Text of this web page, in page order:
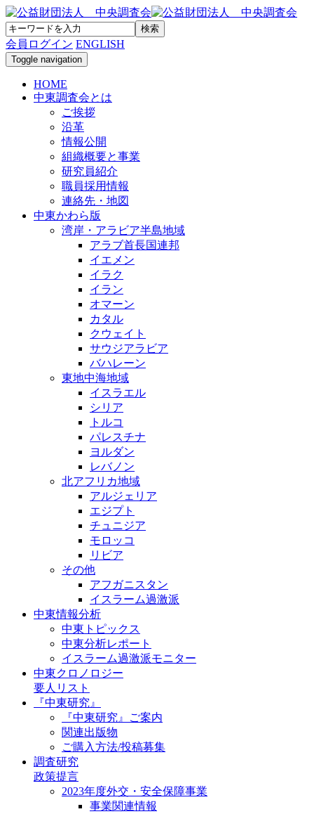
会員ログイン ENGLISH
Toggle navigation
HOME
中東調査会とは
ご挨拶
沿革
情報公開
組織概要と事業
研究員紹介
職員採用情報
連絡先・地図
中東かわら版
湾岸・アラビア半島地域
アラブ首長国連邦
イエメン
イラク
イラン
オマーン
カタル
クウェイト
サウジアラビア
バハレーン
東地中海地域
イスラエル
シリア
トルコ
パレスチナ
ヨルダン
レバノン
北アフリカ地域
アルジェリア
エジプト
チュニジア
モロッコ
リビア
その他
アフガニスタン
イスラーム過激派
中東情報分析
中東トピックス
中東分析レポート
イスラーム過激派モニター
中東クロノロジー
要人リスト
『中東研究』
『中東研究』ご案内
関連出版物
ご購入方法/投稿募集
調査研究
政策提言
2023年度外交・安全保障事業
事業関連情報